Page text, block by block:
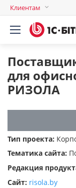
Клиентам
для
РИЗОЛА
Тип проекта:
Тематика сайта:
Редакция
Сайт: risola.by